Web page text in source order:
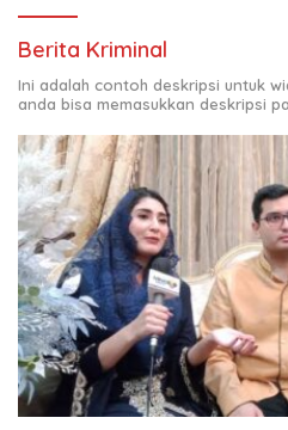
Berita Kriminal
Ini adalah contoh deskripsi untuk
anda bisa memasukkan deskripsi